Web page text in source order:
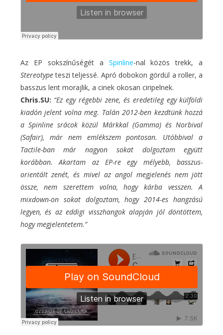
Az EP sokszínűségét a Spinline-nal közös trekk, a
Stereotypeteszi teljessé. Apró dobokon gördül a roller, a
basszus lent morajlik, a cinek okosan ciripelnek.
Chris.SU: “Ez egy régebbi zene, és eredetileg egy külföldi
kiadón jelent volna meg. Talán 2012-ben kezdtünk hozzá
a Spinline srácok közül Márkkal (Gamma) és Norbival
(Safair), már nem emlékszem pontosan. Utóbbival a
Tactile-ban már nagyon sokat dolgoztam együtt
korábban. Akartam az EP-re egy mélyebb, basszus-
orientált zenét, és mivel az angol megjelenés nem jött
össze, nem szerettem volna, hogy kárba vesszen. A
mixdown-on sokat dolgoztam, hogy 2014-es hangzású
legyen, és az eddigi visszhangok alapján jól döntöttem,
hogy megjelentetem.”